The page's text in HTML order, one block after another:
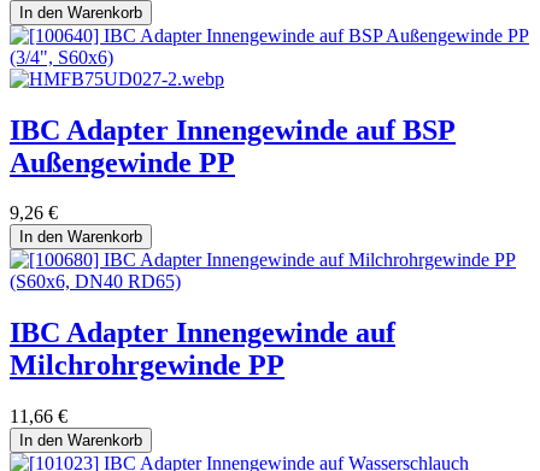
In den Warenkorb
IBC Adapter Innengewinde auf BSP
Außengewinde PP
9,26 €
In den Warenkorb
IBC Adapter Innengewinde auf
Milchrohrgewinde PP
11,66 €
In den Warenkorb